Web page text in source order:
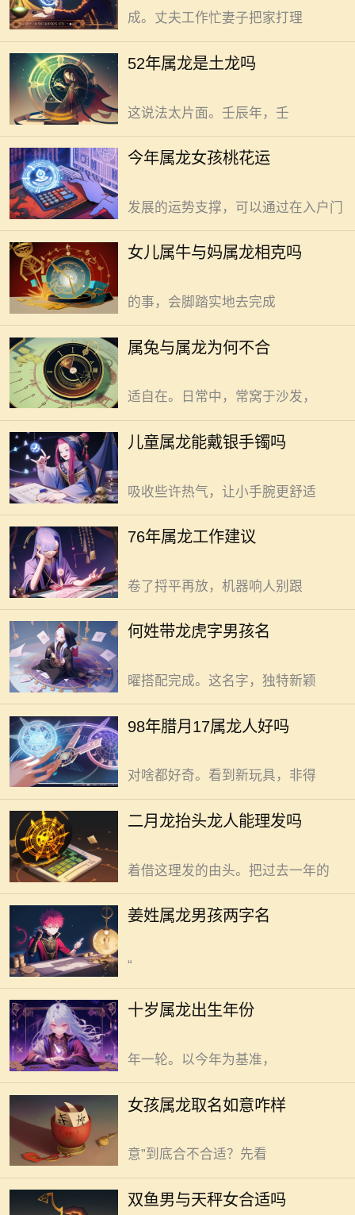
成。丈夫工作忙妻子把家打理
52年属龙是土龙吗
辰。辰对应生肖龙，这没错。传统命
理里，五行与天干地支紧密相连。壬
属水，辰属土。有人简单认为辰对应
这说法太片面。壬辰年，壬
今年属龙女孩桃花运
今年属龙女孩桃花运有起伏但充
满机遇，环境与心态的调整助力颇
入户。气不稳，心难安。若住处入户
门正对电梯，这股乱冲之气易扰乱自
身气场。实现家庭能量场的稳定运
发展的运势支撑，可以通过在入户门
女儿属牛与妈属龙相克吗
“牛龙并不相克”，常听闻的“牛龙
相克”说法，其实并无科学依据。
代表着气势磅礴，二者性格差异大，
便有人觉得会相克。但生活并不简单
的性格碰撞。女儿属牛，那股倔强与
的事，会脚踏实地去完成
属兔与属龙为何不合
属兔与属龙的确常被认为难合，
实则源于性格与行事风格差异。
慎，遇事必先思量再行动，稳扎稳打
是常态。生活里，安静平和是追求，
不喜纷扰嘈杂。家中布置，简单温馨
适自在。日常中，常窝于沙发，
儿童属龙能戴银手镯吗
儿童属龙能戴银手镯，但需谨慎
权衡。 属龙娃，活力满满。银镯
戴，既为美观，也希望增添福气。可
戴银镯这事儿，背后学问大。好处在
于，银质地柔软，贴肤佩戴，凉意袭
吸收些许热气，让小手腕更舒适
76年属龙工作建议
76年属龙人职场进阶，善用环境
与心性细节是关键。电梯间声浪混着
事难成，保持距离心自静。办公桌选
靠窗位，窗外有树最好，树影晃气不
躁，阳光斜照精神足。 打印机常
卷了捋平再放，机器响人别跟
何姓带龙虎字男孩名
何姓带龙虎字男孩名，需精心挑
选。龙虎，作为祥瑞与力量的代表，
选“龙”字入名。龙，尊贵权威的象
征。取名“何龙曜”，似见巨龙在日光
下闪耀光芒万丈。实现孩子未来光
曜搭配完成。这名字，独特新颖
98年腊月17属龙人好吗
98年腊月十七生属龙人，命运自
有独特之处。 冷风飕飕，腊月寒
股冲劲。别家孩子还在父母怀里撒
娇，他们已能自己摸索着走路，跌倒
了，拍拍土，接着走。这股不服输的
对啥都好奇。看到新玩具，非得
二月龙抬头龙人能理发吗
二月二龙抬头这天，龙人能理
发，这是传统习俗里的好彩头。
春回大地，万物复苏的时节里。街头
巷尾的理发店热闹非凡。为啥如此？
就为讨个好彩头。老话说“二月二剃
着借这理发的由头。把过去一年的
姜姓属龙男孩两字名
为姜姓属龙男孩取两字名，需兼
顾姓氏与生肖的独特融合。 龙，
贵与力量。姜姓，自带古朴厚重底
蕴。二者结合，名字需兼具灵动与大
气特质。取名，需让二者相融，碰撞
“
十岁属龙出生年份
十岁属龙，出生年份为2000年或
2014年。龙在十二生肖里，向来是祥
那十岁属龙的孩子，究竟出生在哪一
年呢？也许不同年份有着不同的成长
年一轮。以今年为基准，
女孩属龙取名如意咋样
女孩属龙取名“如意”是可行的，但
需结合具体情况考量。“如意”二字，
一听，满是顺遂心意之感。 龙，
是尊贵、吉祥的象征。腾云驾雾，翱
翔九天。给属龙女孩取名，不少人想
意”到底合不合适？先看
双鱼男与天秤女合适吗
双鱼男与天秤女合适与否，缘分
与磨合交织出答案。 电梯门开合
男敏感，似被这气流轻易搅乱内心平
静。天秤女优雅，于人群中自如穿
梭，如鱼得水。初次相遇，双鱼男目